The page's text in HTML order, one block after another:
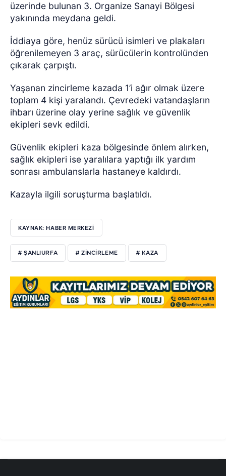
üzerinde bulunan 3. Organize Sanayi Bölgesi
yakınında meydana geldi.
İddiaya göre, henüz sürücü isimleri ve plakaları
öğrenilemeyen 3 araç, sürücülerin kontrolünden
çıkarak çarpıştı.
Yaşanan zincirleme kazada 1’i ağır olmak üzere
toplam 4 kişi yaralandı. Çevredeki vatandaşların
ihbarı üzerine olay yerine sağlık ve güvenlik
ekipleri sevk edildi.
Güvenlik ekipleri kaza bölgesinde önlem alırken,
sağlık ekipleri ise yaralılara yaptığı ilk yardım
sonrası ambulanslarla hastaneye kaldırdı.
Kazayla ilgili soruşturma başlatıldı.
KAYNAK: HABER MERKEZİ
# ŞANLIURFA # ZİNCİRLEME # KAZA